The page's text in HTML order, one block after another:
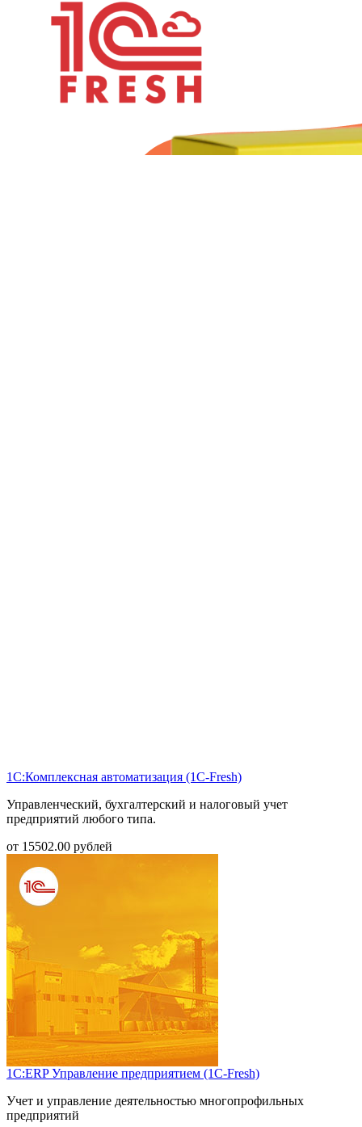
1С:Комплексная автоматизация (1С-Fresh)
Управленческий, бухгалтерский и налоговый учет
предприятий любого типа.
от 15502.00 рублей
1С:ERP Управление предприятием (1С-Fresh)
Учет и управление деятельностью многопрофильных
предприятий